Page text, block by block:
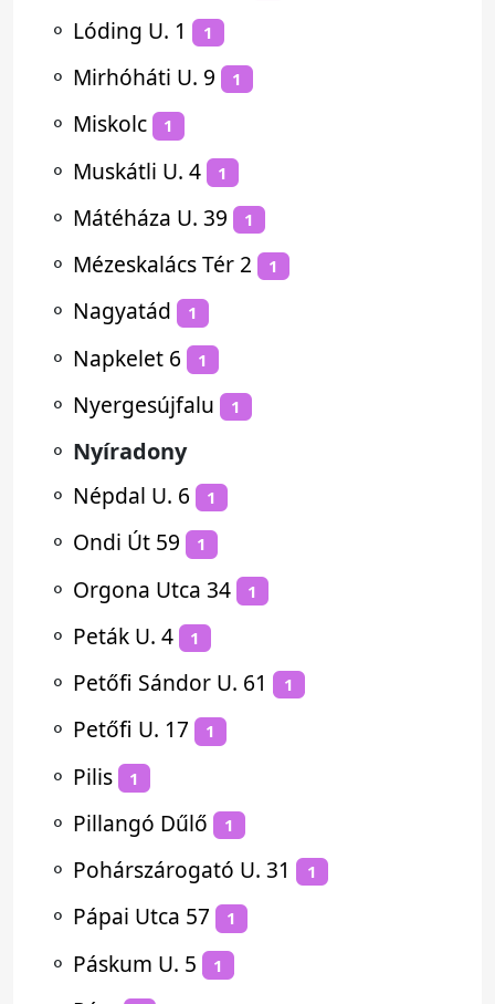
⚬ Lóding U. 1 1
⚬ Mirhóháti U. 9 1
⚬ Miskolc 1
⚬ Muskátli U. 4 1
⚬ Mátéháza U. 39 1
⚬ Mézeskalács Tér 2 1
⚬ Nagyatád 1
⚬ Napkelet 6 1
⚬ Nyergesújfalu 1
⚬ Nyíradony
⚬ Népdal U. 6 1
⚬ Ondi Út 59 1
⚬ Orgona Utca 34 1
⚬ Peták U. 4 1
⚬ Petőfi Sándor U. 61 1
⚬ Petőfi U. 17 1
⚬ Pilis 1
⚬ Pillangó Dűlő 1
⚬ Pohárszárogató U. 31 1
⚬ Pápai Utca 57 1
⚬ Páskum U. 5 1